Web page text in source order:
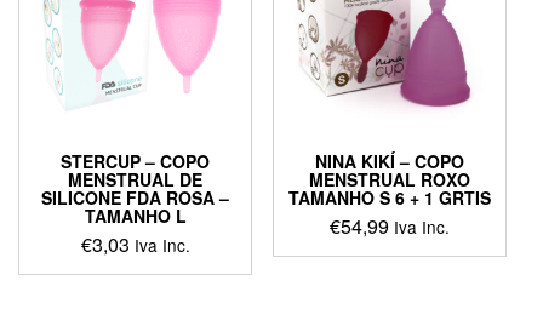
STERCUP – COPO
MENSTRUAL DE
SILICONE FDA ROSA –
TAMANHO L
€3,03 Iva Inc.
NINA KIKÍ – COPO
MENSTRUAL ROXO
TAMANHO S 6 + 1 GRTIS
€54,99 Iva Inc.